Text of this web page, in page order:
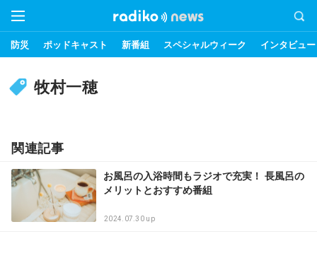
防災 ポッドキャスト 新番組 スペシャルウィーク インタビュー
牧村一穂
関連記事
お風呂の入浴時間もラジオで充実！ 長風呂の
メリットとおすすめ番組
2024.07.30 up